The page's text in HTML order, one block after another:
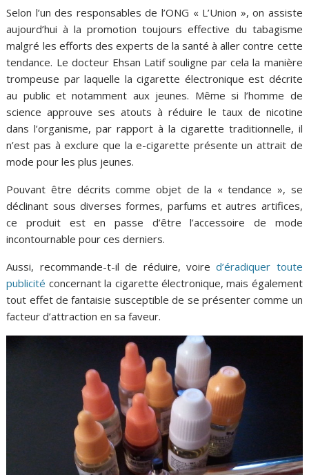
Selon l’un des responsables de l’ONG « L’Union », on assiste
aujourd’hui à la promotion toujours effective du tabagisme
malgré les efforts des experts de la santé à aller contre cette
tendance. Le docteur Ehsan Latif souligne par cela la manière
trompeuse par laquelle la cigarette électronique est décrite
au public et notamment aux jeunes. Même si l’homme de
science approuve ses atouts à réduire le taux de nicotine
dans l’organisme, par rapport à la cigarette traditionnelle, il
n’est pas à exclure que la e-cigarette présente un attrait de
mode pour les plus jeunes.
Pouvant être décrits comme objet de la « tendance », se
déclinant sous diverses formes, parfums et autres artifices,
ce produit est en passe d’être l’accessoire de mode
incontournable pour ces derniers.
Aussi, recommande-t-il de réduire, voired’éradiquer toute
publicité concernant la cigarette électronique, mais également
tout effet de fantaisie susceptible de se présenter comme un
facteur d’attraction en sa faveur.